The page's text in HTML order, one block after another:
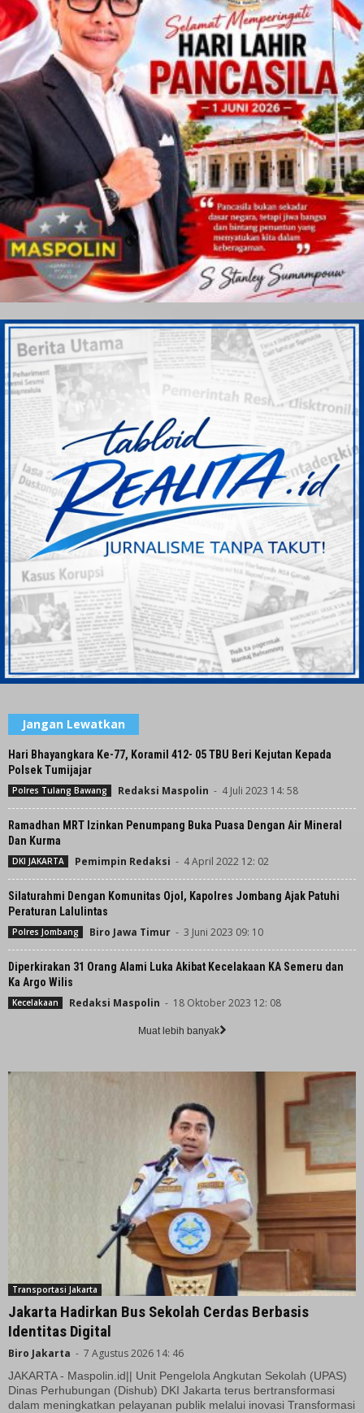
Jangan Lewatkan
Hari Bhayangkara Ke-77, Koramil 412- 05 TBU Beri Kejutan Kepada
Polsek Tumijajar
Polres Tulang Bawang Redaksi Maspolin - 4 Juli 2023 14: 58
Ramadhan MRT Izinkan Penumpang Buka Puasa Dengan Air Mineral
Dan Kurma
DKI JAKARTA Pemimpin Redaksi - 4 April 2022 12: 02
Silaturahmi Dengan Komunitas Ojol, Kapolres Jombang Ajak Patuhi
Peraturan Lalulintas
Polres Jombang Biro Jawa Timur - 3 Juni 2023 09: 10
Diperkirakan 31 Orang Alami Luka Akibat Kecelakaan KA Semeru dan
Ka Argo Wilis
Kecelakaan Redaksi Maspolin - 18 Oktober 2023 12: 08
Muat lebih banyak
Transportasi Jakarta
Jakarta Hadirkan Bus Sekolah Cerdas Berbasis
Identitas Digital
Biro Jakarta - 7 Agustus 2026 14: 46
JAKARTA - Maspolin.id|| Unit Pengelola Angkutan Sekolah (UPAS)
Dinas Perhubungan (Dishub) DKI Jakarta terus bertransformasi
dalam meningkatkan pelayanan publik melalui inovasi Transformasi